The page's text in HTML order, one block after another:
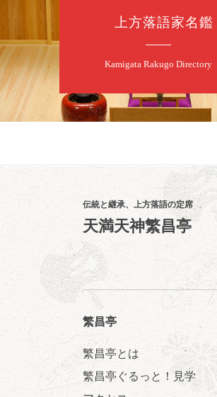
上方落語家名鑑
Kamigata Rakugo Directory
伝統と継承、上方落語の定席
天満天神繁昌亭
繁昌亭
繁昌亭とは
繁昌亭ぐるっと！見学